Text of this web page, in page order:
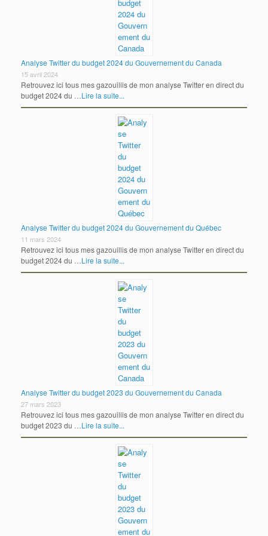
Analyse Twitter du budget 2024 du Gouvernement du Canada
15 avril 2024
Retrouvez ici tous mes gazouillis de mon analyse Twitter en direct du
budget 2024 du …Lire la suite...
Analyse Twitter du budget 2024 du Gouvernement du Québec
11 mars 2024
Retrouvez ici tous mes gazouillis de mon analyse Twitter en direct du
budget 2024 du …Lire la suite...
Analyse Twitter du budget 2023 du Gouvernement du Canada
27 mars 2023
Retrouvez ici tous mes gazouillis de mon analyse Twitter en direct du
budget 2023 du …Lire la suite...